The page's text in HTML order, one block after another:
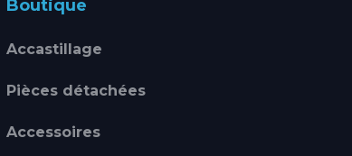
Boutique
Accastillage
Pièces détachées
Accessoires